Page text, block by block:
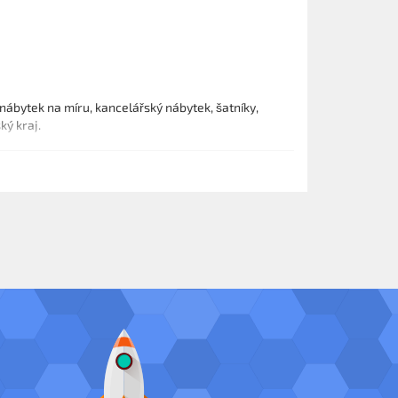
na míru, kancelářský nábytek, šatníky,
kraj.